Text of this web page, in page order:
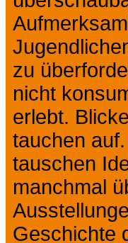
zu
nicht
erlebt.
tauchen
tauschen
manchmal
Geschichte